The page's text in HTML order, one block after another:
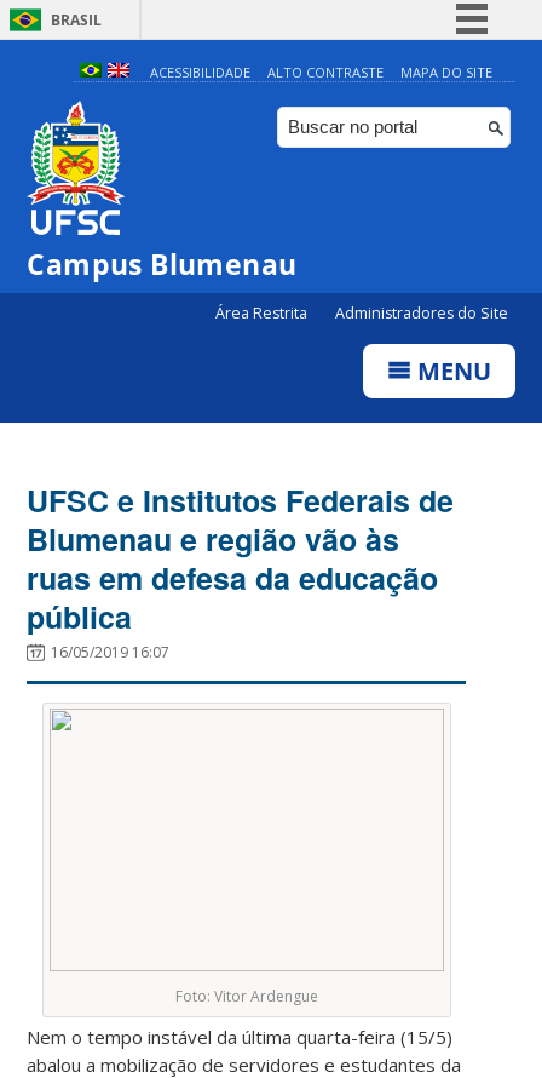
BRASIL
Simplifique!
Comunica BR
Participe
ACESSIBILIDADE ALTO CONTRASTE MAPA DO SITE
Campus Blumenau
Área Restrita Administradores do Site
MENU
UFSC e Institutos Federais de
Blumenau e região vão às
ruas em defesa da educação
pública
16/05/2019 16:07
Foto: Vitor Ardengue
Nem o tempo instável da última quarta-feira (15/5)
abalou a mobilização de servidores e estudantes da